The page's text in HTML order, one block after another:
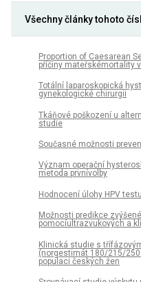
Všechny články tohoto
Proportion of Caesarean
příčiny mateřskémortality
Totální laparoskopická
gynekologické chirurgii
Tkáňové poškození u
studie
Současné možnosti
Význam operační
metoda prvnívolby
Hodnocení úlohy HPV
Možnosti predikce
pomocíultrazvukových a
Klinická studie s
(norgestimát 180/215/
populaci českých žen